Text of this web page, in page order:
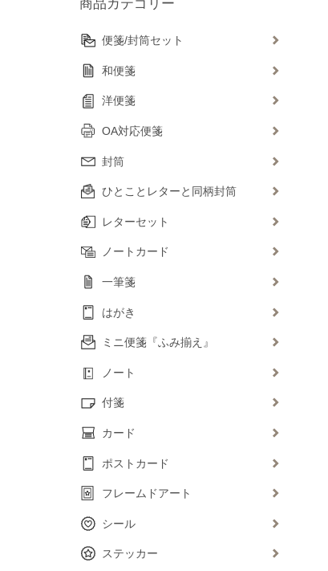
商品カテゴリー
便箋/封筒セット
和便箋
洋便箋
OA対応便箋
封筒
ひとことレターと同柄封筒
レターセット
ノートカード
一筆箋
はがき
ミニ便箋『ふみ揃え』
ノート
付箋
カード
ポストカード
フレームドアート
シール
ステッカー